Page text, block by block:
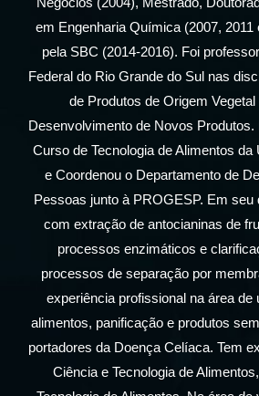
em Engenharia Química (2007, 2011
pela SBC (2014-2016). Foi
Federal do Rio Grande do Sul nas
de Produtos de Origem
Desenvolvimento de Novos Produtos.
Curso de Tecnologia de Alimentos da
e Coordenou o Departamento de
Pessoas junto à PROGESP. Em seu
com extração de antocianinas de
processos enzimáticos e
processos de separação por
experiência profissional na área de
alimentos, panificação e produtos
portadores da Doença Celíaca. Tem
Ciência e Tecnologia de